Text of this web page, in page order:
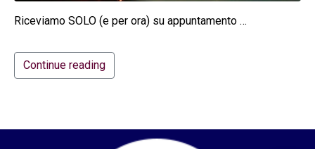
Riceviamo SOLO (e per ora) su appuntamento …
Continue reading